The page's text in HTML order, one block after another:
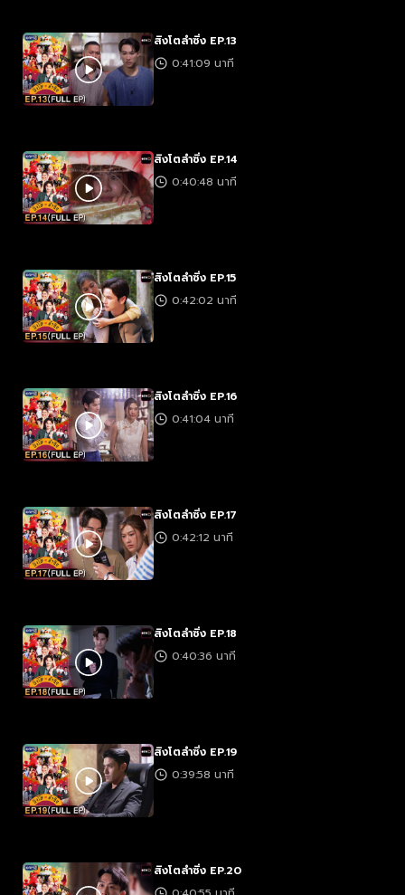
สิงโตลำซิ่ง EP.13
0:41:09 นาที
สิงโตลำซิ่ง EP.14
0:40:48 นาที
สิงโตลำซิ่ง EP.15
0:42:02 นาที
สิงโตลำซิ่ง EP.16
0:41:04 นาที
สิงโตลำซิ่ง EP.17
0:42:12 นาที
สิงโตลำซิ่ง EP.18
0:40:36 นาที
สิงโตลำซิ่ง EP.19
0:39:58 นาที
สิงโตลำซิ่ง EP.20